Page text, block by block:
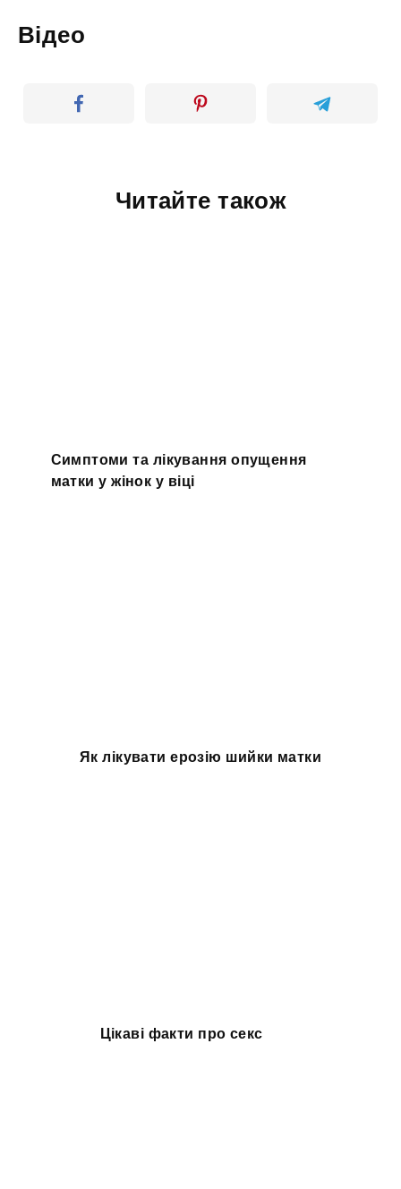
Відео
Читайте також
Симптоми та лікування опущення
матки у жінок у віці
Як лікувати ерозію шийки матки
Цікаві факти про секс